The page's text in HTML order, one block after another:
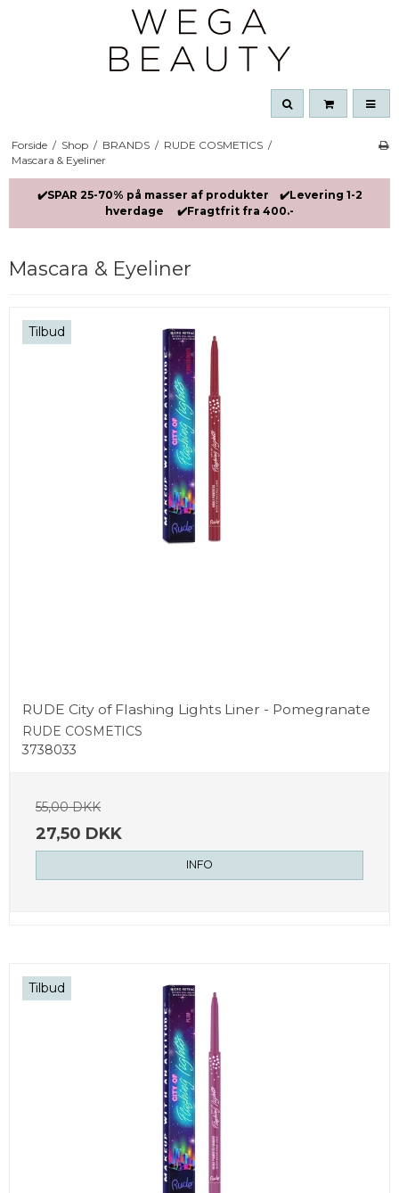
Forside / Shop / BRANDS / RUDE COSMETICS /
Mascara & Eyeliner
✔️SPAR 25-70% på masser af produkter ✔️Levering 1-2
hverdage ✔️Fragtfrit fra 400.-
Mascara & Eyeliner
Tilbud
RUDE City of Flashing Lights Liner - Pomegranate
RUDE COSMETICS
3738033
55,00 DKK
27,50 DKK
INFO
Tilbud